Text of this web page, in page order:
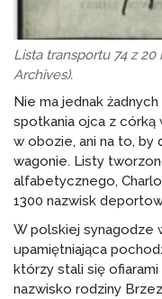
Lista transportu 74 z
Archives).
Nie ma jednak
spotkania ojca z córką
w obozie, ani na to, by
wagonie. Listy
alfabetycznego,
1300 nazwisk
W polskiej synagodze
upamiętniająca
którzy stali się
nazwisko rodziny